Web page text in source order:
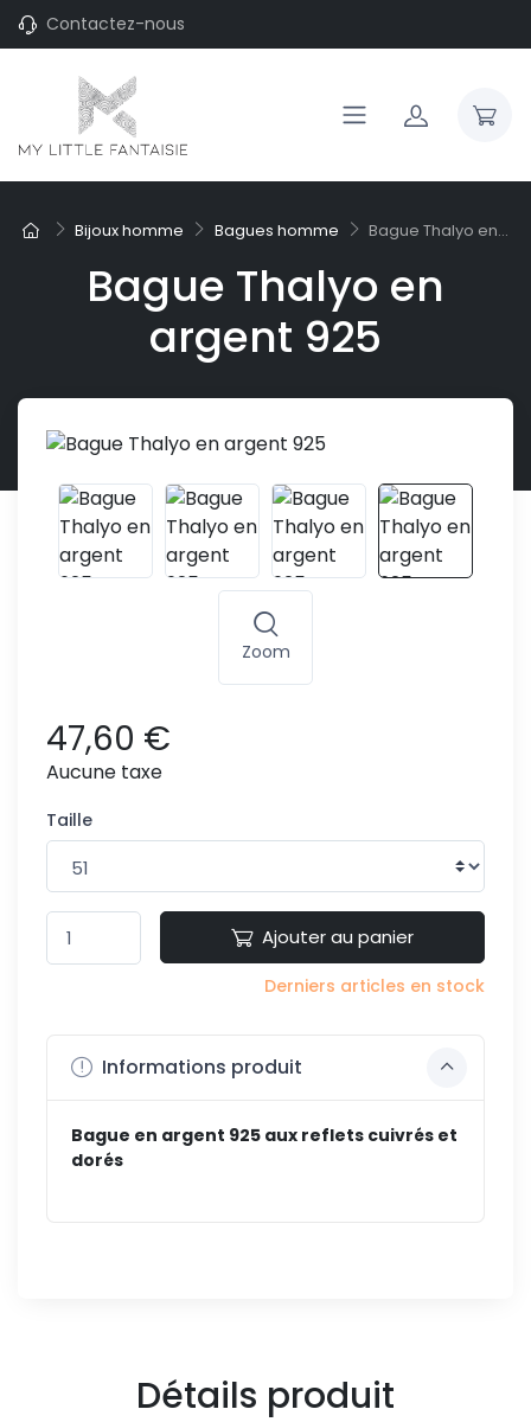
Contactez-nous
Bijoux homme Bagues homme Bague Thalyo en...
Bague Thalyo en
argent 925
Zoom
47,60 €
Aucune taxe
Taille
Ajouter au panier
Derniers articles en stock
Informations produit
Bague en argent 925 aux reflets cuivrés et
dorés
Détails produit